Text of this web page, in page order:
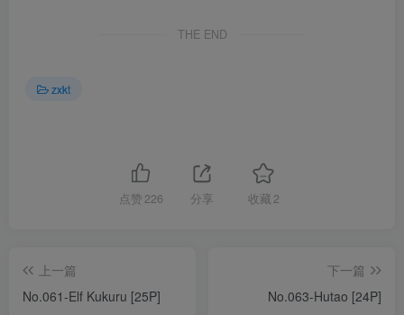
THE END
zxkt
点赞 226 分享 收藏 2
上一篇
No.061-Elf Kukuru [25P]
下一篇
No.063-Hutao [24P]